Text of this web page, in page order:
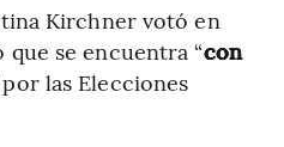
Kirchner votó en
que se encuentra “con
por las Elecciones